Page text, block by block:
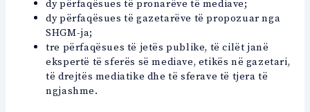
dy përfaqësues të pronarëve të mediave;
dy përfaqësues të gazetarëve të propozuar nga
SHGM-ja;
tre përfaqësues të jetës publike, të cilët janë
ekspertë të sferës së mediave, etikës në gazetari,
të drejtës mediatike dhe të sferave të tjera të
ngjashme.